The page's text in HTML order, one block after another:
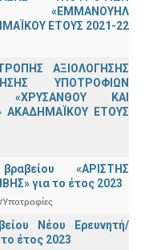
«ΕΜΜΑΝΟΥΗΛ
ΕΤΟΥΣ 2021-22
ΑΞΙΟΛΟΓΗΣΗΣ
ΥΠΟΤΡΟΦΙΩΝ
«ΧΡΥΣΑΝΘΟΥ ΚΑΙ
ΑΚΑΔΗΜΑΪΚΟΥ ΕΤΟΥΣ
«ΑΡΙΣΤΗΣ
για το έτος 2023
Νέου Ερευνητή/
έτος 2023